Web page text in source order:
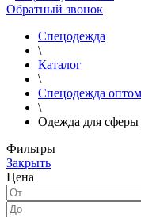
Обратный звонок
Спецодежда
\
Каталог
\
Спецодежда оптом
\
Одежда для сферы
Фильтры
Закрыть
Цена